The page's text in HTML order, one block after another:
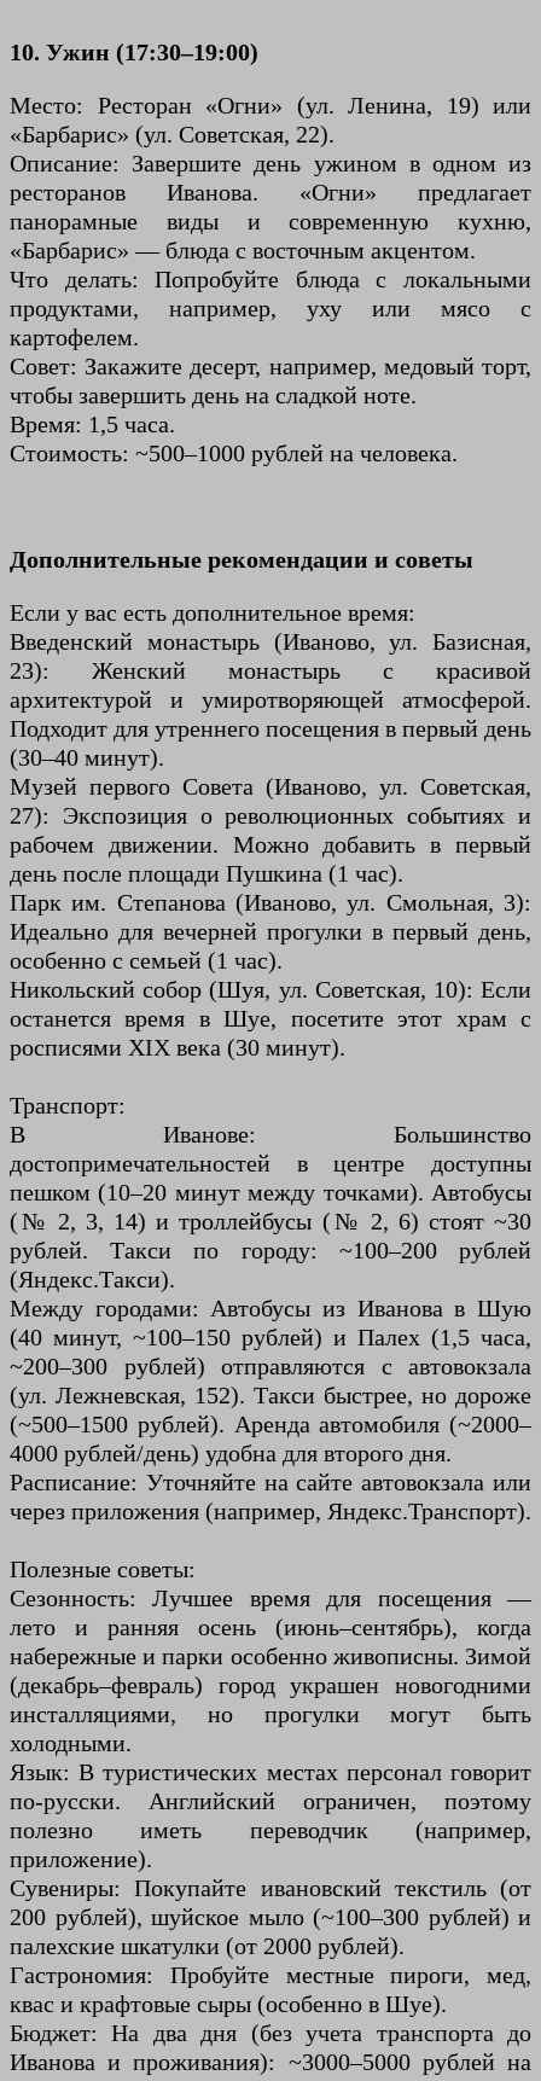
10. Ужин (17:30–19:00)
Место: Ресторан «Огни» (ул. Ленина, 19) или
«Барбарис» (ул. Советская, 22).
Описание: Завершите день ужином в одном из
ресторанов Иванова. «Огни» предлагает
панорамные виды и современную кухню,
«Барбарис» — блюда с восточным акцентом.
Что делать: Попробуйте блюда с локальными
продуктами, например, уху или мясо с
картофелем.
Совет: Закажите десерт, например, медовый торт,
чтобы завершить день на сладкой ноте.
Время: 1,5 часа.
Стоимость: ~500–1000 рублей на человека.
Дополнительные рекомендации и советы
Если у вас есть дополнительное время:
Введенский монастырь (Иваново, ул. Базисная,
23): Женский монастырь с красивой
архитектурой и умиротворяющей атмосферой.
Подходит для утреннего посещения в первый день
(30–40 минут).
Музей первого Совета (Иваново, ул. Советская,
27): Экспозиция о революционных событиях и
рабочем движении. Можно добавить в первый
день после площади Пушкина (1 час).
Парк им. Степанова (Иваново, ул. Смольная, 3):
Идеально для вечерней прогулки в первый день,
особенно с семьей (1 час).
Никольский собор (Шуя, ул. Советская, 10): Если
останется время в Шуе, посетите этот храм с
росписями XIX века (30 минут).
Транспорт:
В Иванове: Большинство
достопримечательностей в центре доступны
пешком (10–20 минут между точками). Автобусы
(№ 2, 3, 14) и троллейбусы (№ 2, 6) стоят ~30
рублей. Такси по городу: ~100–200 рублей
(Яндекс.Такси).
Между городами: Автобусы из Иванова в Шую
(40 минут, ~100–150 рублей) и Палех (1,5 часа,
~200–300 рублей) отправляются с автовокзала
(ул. Лежневская, 152). Такси быстрее, но дороже
(~500–1500 рублей). Аренда автомобиля (~2000–
4000 рублей/день) удобна для второго дня.
Расписание: Уточняйте на сайте автовокзала или
через приложения (например, Яндекс.Транспорт).
Полезные советы:
Сезонность: Лучшее время для посещения —
лето и ранняя осень (июнь–сентябрь), когда
набережные и парки особенно живописны. Зимой
(декабрь–февраль) город украшен новогодними
инсталляциями, но прогулки могут быть
холодными.
Язык: В туристических местах персонал говорит
по-русски. Английский ограничен, поэтому
полезно иметь переводчик (например,
приложение).
Сувениры: Покупайте ивановский текстиль (от
200 рублей), шуйское мыло (~100–300 рублей) и
палехские шкатулки (от 2000 рублей).
Гастрономия: Пробуйте местные пироги, мед,
квас и крафтовые сыры (особенно в Шуе).
Бюджет: На два дня (без учета транспорта до
Иванова и проживания): ~3000–5000 рублей на